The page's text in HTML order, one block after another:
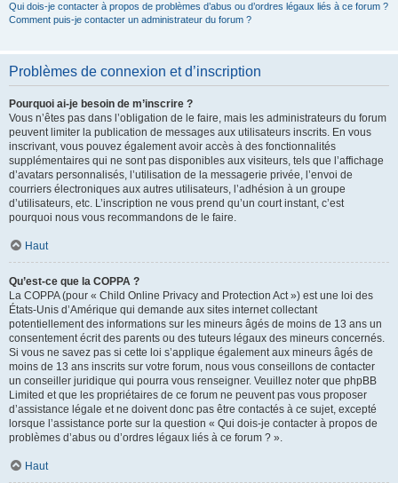
Qui dois-je contacter à propos de problèmes d’abus ou d’ordres légaux liés à ce forum ?
Comment puis-je contacter un administrateur du forum ?
Problèmes de connexion et d’inscription
Pourquoi ai-je besoin de m’inscrire ?
Vous n’êtes pas dans l’obligation de le faire, mais les administrateurs du forum
peuvent limiter la publication de messages aux utilisateurs inscrits. En vous
inscrivant, vous pouvez également avoir accès à des fonctionnalités
supplémentaires qui ne sont pas disponibles aux visiteurs, tels que l’affichage
d’avatars personnalisés, l’utilisation de la messagerie privée, l’envoi de
courriers électroniques aux autres utilisateurs, l’adhésion à un groupe
d’utilisateurs, etc. L’inscription ne vous prend qu’un court instant, c’est
pourquoi nous vous recommandons de le faire.
Haut
Qu’est-ce que la COPPA ?
La COPPA (pour « Child Online Privacy and Protection Act ») est une loi des
États-Unis d’Amérique qui demande aux sites internet collectant
potentiellement des informations sur les mineurs âgés de moins de 13 ans un
consentement écrit des parents ou des tuteurs légaux des mineurs concernés.
Si vous ne savez pas si cette loi s’applique également aux mineurs âgés de
moins de 13 ans inscrits sur votre forum, nous vous conseillons de contacter
un conseiller juridique qui pourra vous renseigner. Veuillez noter que phpBB
Limited et que les propriétaires de ce forum ne peuvent pas vous proposer
d’assistance légale et ne doivent donc pas être contactés à ce sujet, excepté
lorsque l’assistance porte sur la question « Qui dois-je contacter à propos de
problèmes d’abus ou d’ordres légaux liés à ce forum ? ».
Haut